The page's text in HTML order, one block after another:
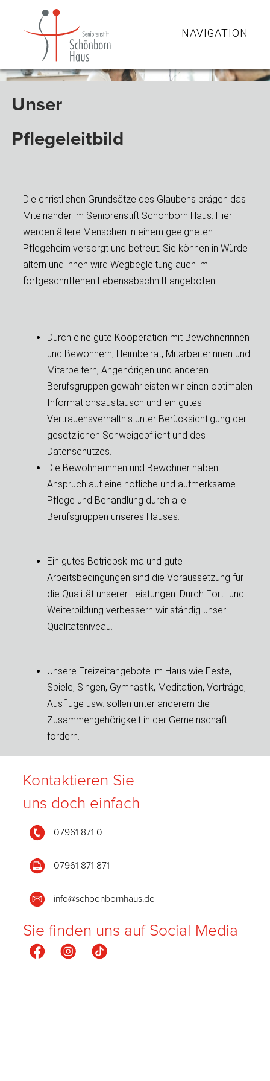
NAVIGATION
Unser
Pflegeleitbild
Die christlichen Grundsätze des Glaubens prägen das
Miteinander im Seniorenstift Schönborn Haus. Hier
werden ältere Menschen in einem geeigneten
Pflegeheim versorgt und betreut. Sie können in Würde
altern und ihnen wird Wegbegleitung auch im
fortgeschrittenen Lebensabschnitt angeboten.
Durch eine gute Kooperation mit Bewohnerinnen
und Bewohnern, Heimbeirat, Mitarbeiterinnen und
Mitarbeitern, Angehörigen und anderen
Berufsgruppen gewährleisten wir einen optimalen
Informationsaustausch und ein gutes
Vertrauensverhältnis unter Berücksichtigung der
gesetzlichen Schweigepflicht und des
Datenschutzes.
Die Bewohnerinnen und Bewohner haben
Anspruch auf eine höfliche und aufmerksame
Pflege und Behandlung durch alle
Berufsgruppen unseres Hauses.
Ein gutes Betriebsklima und gute
Arbeitsbedingungen sind die Voraussetzung für
die Qualität unserer Leistungen. Durch Fort- und
Weiterbildung verbessern wir ständig unser
Qualitätsniveau.
Unsere Freizeitangebote im Haus wie Feste,
Spiele, Singen, Gymnastik, Meditation, Vorträge,
Ausflüge usw. sollen unter anderem die
Zusammengehörigkeit in der Gemeinschaft
fördern.
Kontaktieren Sie
uns doch einfach
07961 871 0
07961 871 871
info@schoenbornhaus.de
Sie finden uns auf Social Media